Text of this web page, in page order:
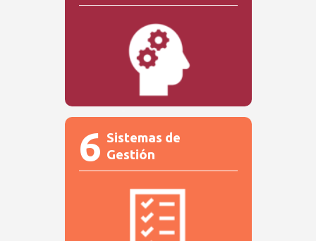
6 Sistemas de
Gestión